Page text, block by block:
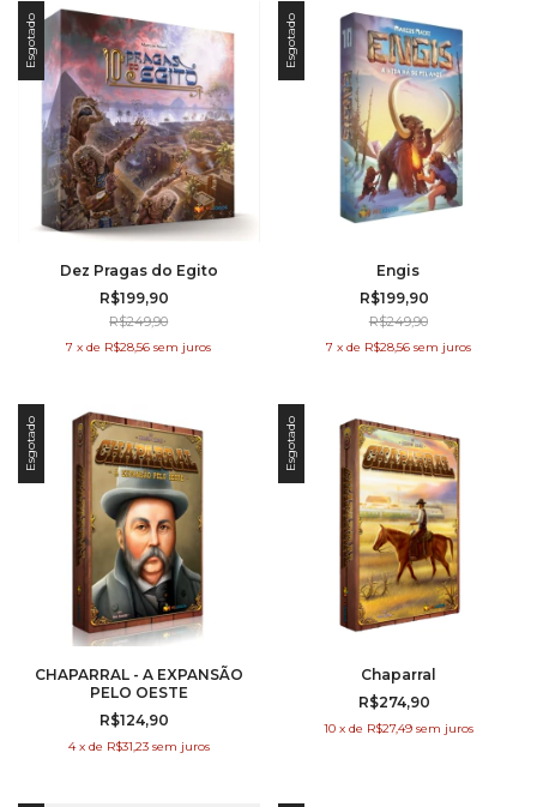
Esgotado
Dez Pragas do Egito
R$199,90
R$249,90
7 xde R$28,56 sem juros
Esgotado
Engis
R$199,90
R$249,90
7 x de R$28,56 sem juros
Esgotado
CHAPARRAL - A EXPANSÃO
PELO OESTE
R$124,90
4 x de R$31,23 sem juros
Esgotado
Chaparral
R$274,90
10 x de R$27,49 sem juros